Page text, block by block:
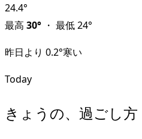
24.4°
最高 30° ・ 最低24°
昨日より 0.2°寒い
Today
きょうの、過ごし方